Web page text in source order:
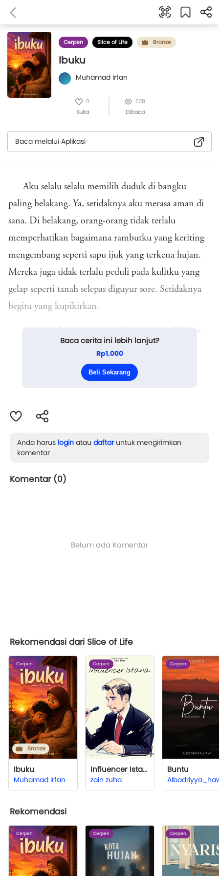
Cerpen Slice of Life Bronze
Ibuku
Muhamad Irfan
0
Suka
628
Dibaca
Baca melalui Aplikasi
Aku selalu selalu memilih duduk di bangku
paling belakang. Ya, setidaknya aku merasa aman di
sana. Di belakang, orang-orang tidak terlalu
memperhatikan bagaimana rambutku yang keriting
mengembang seperti sapu ijuk yang terkena hujan.
Mereka juga tidak terlalu peduli pada kulitku yang
gelap seperti tanah selepas diguyur sore. Setidaknya
begitu yang kupikirkan.
Sungguh hari yang panas. Kipas angin di langit-
langit hanya, mengaduk udara tanpa benar-benar
mengusir gerah. Di depan kelas, Pak Tono sedang
Baca cerita ini lebih lanjut?
Rp1.000
Beli Sekarang
Anda harus login atau daftaruntuk mengirimkan
komentar
Komentar (0)
Belum ada Komentar
Rekomendasi dari Slice of Life
Cerpen
Bronze
Ibuku
Muhamad Irfan
Cerpen
Influencer Istana
zain zuha
Cerpen
Buntu
Rekomendasi
Cerpen Cerpen Cerpen